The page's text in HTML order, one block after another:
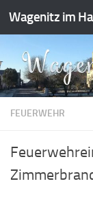
Zum Inhalt
Wagenitz im
FEUERWEHR